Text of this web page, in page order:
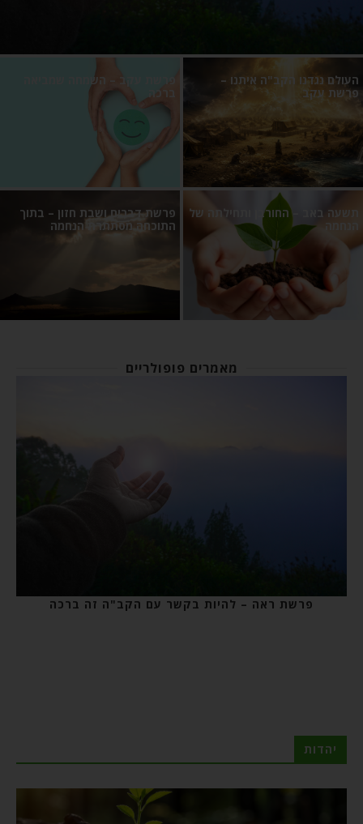
העולם נגדנו הקב"ה איתנו –
פרשת עקב
פרשת עקב – השמחה שמביאה
ברכה
תשעה באב – החורבן ותחילתה של
פרשת דברים ושבת חזון – בתוך
התוכחה מסתתרת הנחמה
מאמרים פופולריים
פרשת ראה – להיות בקשר עם הקב"ה זה ברכה
יהדות